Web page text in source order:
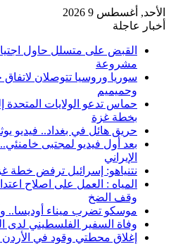
الأحد, أغسطس 9 2026
أخبار عاجلة
القبض على متسلل حاول اجتياز
مشروعة
سوريا وروسيا تتوصلان
وحميميم
حماس تدعو الولايات المتحدة
بخطة غزة
حريق هائل في بغداد.. فيديو
بعد أول فيديو لمجتبى
الإيراني
نتنياهو: إسرائيل ترفض خطة غزة
المياه : العمل على اصلاح
وقف الضخ
موسكو تضرب ميناء أوديسا..
وفاة السفير الفلسطيني لدى
إغلاق محطتي وقود في الأردن